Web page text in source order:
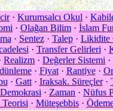
· Kurumsalcı Okul ·
· Olağan Bilim · İslam
· Sentez· Talep· Likidite
· Transfer Gelirleri ·
Realizm · Değerler Sistemi ·
· Fiyat· Rantiye·
· Gatt· Iraksak. Süreçler·
· Zaman · Nüfus
Teorisi · Müteşebbis·